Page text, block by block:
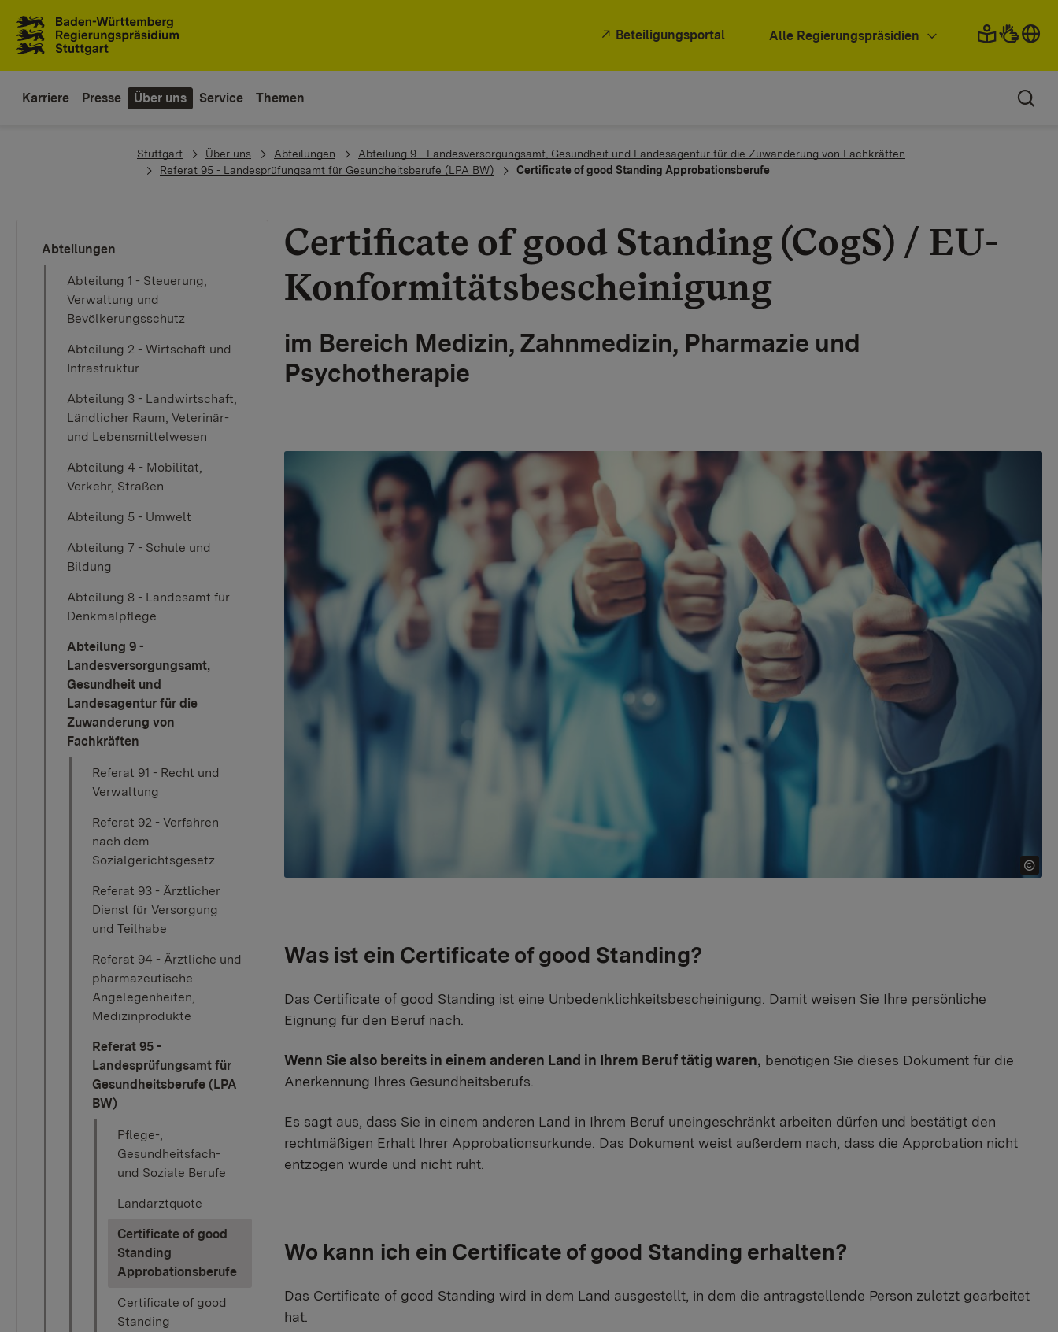
Beteiligungsportal Alle Regierungspräsidien
Karriere Presse Über uns Service Themen
You are here:
Stuttgart Über uns Abteilungen
Abteilung 9 - Landesversorgungsamt, Gesundheit und Landesagentur für die Zuwanderung von Fachkräften
Referat 95 - Landesprüfungsamt für Gesundheitsberufe (LPA BW)
Certificate of good Standing Approbationsberufe
Abteilungen
Abteilung 1 - Steuerung,
Verwaltung und
Bevölkerungsschutz
Abteilung 2 - Wirtschaft und
Infrastruktur
Abteilung 3 - Landwirtschaft,
Ländlicher Raum, Veterinär-
und Lebensmittelwesen
Abteilung 4 - Mobilität,
Verkehr, Straßen
Abteilung 5 - Umwelt
Abteilung 7 - Schule und
Bildung
Abteilung 8 - Landesamt für
Denkmalpflege
Abteilung 9 -
Landesversorgungsamt,
Gesundheit und
Landesagentur für die
Zuwanderung von
Fachkräften
Referat 91 - Recht und
Verwaltung
Referat 92 - Verfahren
nach dem
Sozialgerichtsgesetz
Referat 93 - Ärztlicher
Dienst für Versorgung
und Teilhabe
Referat 94 - Ärztliche und
pharmazeutische
Angelegenheiten,
Medizinprodukte
Referat 95 -
Landesprüfungsamt für
Gesundheitsberufe (LPA
BW)
Pflege-,
Gesundheitsfach-
und Soziale Berufe
Landarztquote
Certificate of good
Standing
Approbationsberufe(current)
Certificate of good
Standing
Certificate of good Standing (CogS) / EU-
Konformitätsbescheinigung
im Bereich Medizin, Zahnmedizin, Pharmazie und
Psychotherapie
Was ist ein Certificate of good Standing?
Das Certificate of good Standing ist eine Unbedenklichkeitsbescheinigung. Damit weisen Sie Ihre persönliche
Eignung für den Beruf nach.
Wenn Sie also bereits in einem anderen Land in Ihrem Beruf tätig waren, benötigen Sie dieses Dokument für die
Anerkennung Ihres Gesundheitsberufs.
Es sagt aus, dass Sie in einem anderen Land in Ihrem Beruf uneingeschränkt arbeiten dürfen und bestätigt den
rechtmäßigen Erhalt Ihrer Approbationsurkunde. Das Dokument weist außerdem nach, dass die Approbation nicht
entzogen wurde und nicht ruht.
Wo kann ich ein Certificate of good Standing erhalten?
Das Certificate of good Standing wird in dem Land ausgestellt, in dem die antragstellende Person zuletzt gearbeitet
hat.